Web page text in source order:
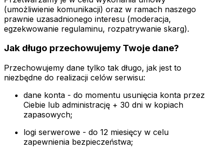
(umożliwienie komunikacji) oraz w ramach naszego
prawnie uzasadnionego interesu (moderacja,
egzekwowanie regulaminu, rozpatrywanie skarg).
Jak długo przechowujemy Twoje dane?
Przechowujemy dane tylko tak długo, jak jest to
niezbędne do realizacji celów serwisu:
dane konta - do momentu usunięcia konta przez
Ciebie lub administrację + 30 dni w kopiach
zapasowych;
logi serwerowe - do 12 miesięcy w celu
zapewnienia bezpieczeństwa;